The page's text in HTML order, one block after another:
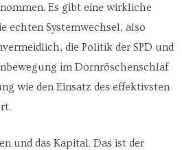
Es gibt eine wirkliche
echten Systemwechsel, also
die Politik der SPD und
im Dornröschenschlaf
wie den Einsatz des effektivsten
und das Kapital. Das ist der